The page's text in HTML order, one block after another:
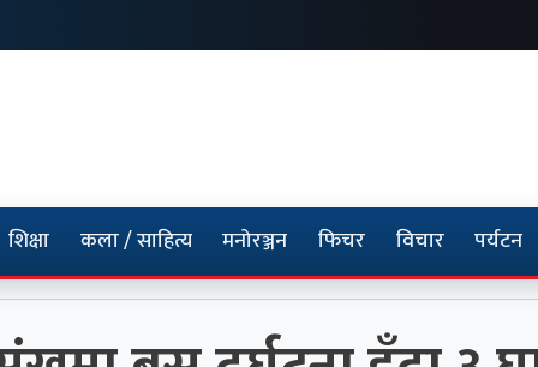
शिक्षा कला / साहित्य मनोरञ्जन फिचर विचार पर्यटन